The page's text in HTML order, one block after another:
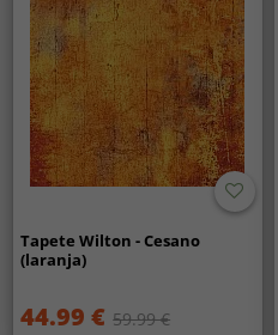
Tapete Wilton - Cesano
(laranja)
44.99 € 59.99 €